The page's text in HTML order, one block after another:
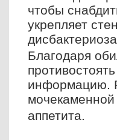
чтобы
укрепляет
Благодаря
информацию.
мочекаменной
аппетита.